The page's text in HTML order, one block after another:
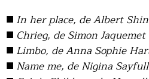
■ In her place, de Albert
■ Chrieg, de Simon Jaquemet
■ Limbo, de Anna Sophie
■ Name me, de Nigina